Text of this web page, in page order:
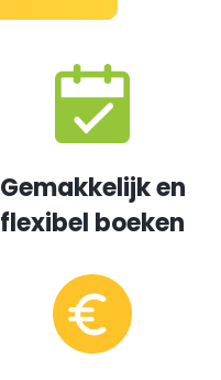
Gemakkelijk en
flexibel boeken